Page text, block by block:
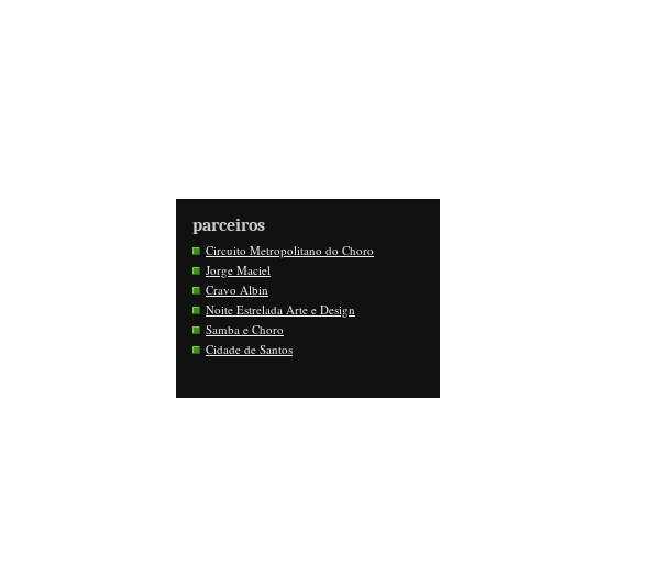
parceiros
Circuito Metropolitano do Choro
Jorge Maciel
Cravo Albin
Noite Estrelada Arte e Design
Samba e Choro
Cidade de Santos